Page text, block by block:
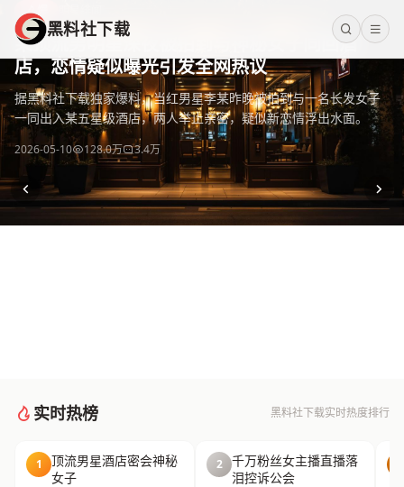
黑料社下载
黑料社下载
黑料社下载 - 全网热门黑料资源免费下载平台，海量独家爆料
某顶流男明星深夜被拍到与神秘女子同回酒
店，恋情疑似曝光引发全网热议
据黑料社下载独家爆料，当红男星李某昨晚被拍到与一名长发女子
一同出入某五星级酒店，两人举止亲密，疑似新恋情浮出水面。
2026-05-10 128.0万 3.4万
实时热榜 黑料社下载实时热度排行
1
顶流男星酒店密会神秘
女子
2
千万粉丝女主播直播落
泪控诉公会